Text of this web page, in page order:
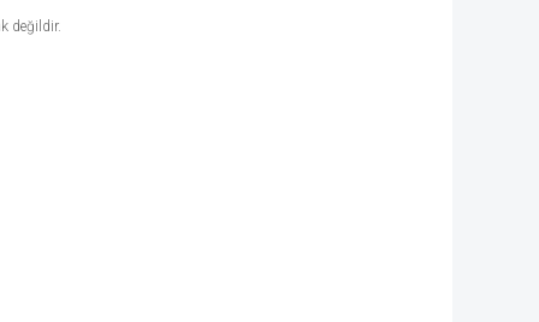
değildir.